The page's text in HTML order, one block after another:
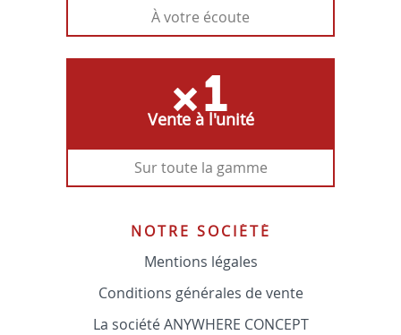
À votre écoute
Vente à l'unité
Sur toute la gamme
NOTRE SOCIÉTÉ
Mentions légales
Conditions générales de vente
La société ANYWHERE CONCEPT